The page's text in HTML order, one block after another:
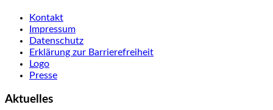
Kontakt
Impressum
Datenschutz
Erklärung zur Barrierefreiheit
Logo
Presse
Aktuelles